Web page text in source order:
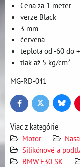
Cena za 1 meter
verze Black
3 mm
červená
teplota od -60 do
tlak až 5 kg/cm²
MG-RD-041
FacebookTwitter
Viac z kategórie
Motor
Silikónové a
BMW E30 SK